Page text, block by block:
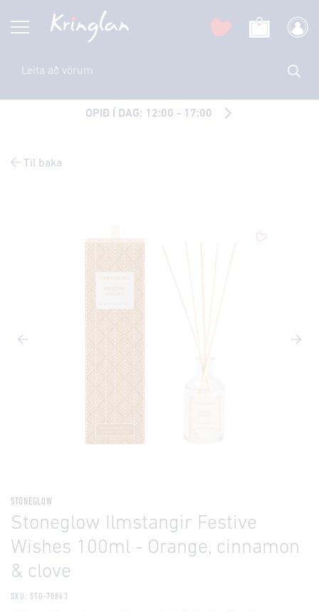
OPIÐ Í DAG: 12:00 - 17:00
Til baka
STONEGLOW
Stoneglow Ilmstangir Festive
Wishes 100ml - Orange, cinnamon
& clove
SKU: STO-70863